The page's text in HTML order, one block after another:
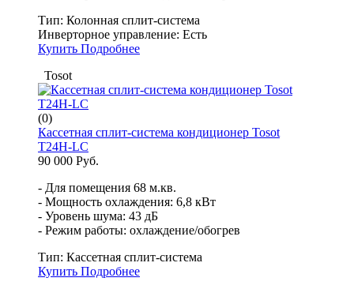
Тип: Колонная сплит-система
Инверторное управление: Есть
Купить Подробнее
Tosot
(0)
Кассетная сплит-система кондиционер Tosot
T24H-LC
90 000 Руб.
- Для помещения 68 м.кв.
- Мощность охлаждения: 6,8 кВт
- Уровень шума: 43 дБ
- Режим работы: охлаждение/обогрев
Тип: Кассетная сплит-система
Купить Подробнее